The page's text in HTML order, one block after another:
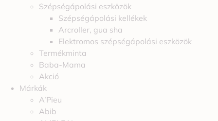
Szépségápolási eszközök
Szépségápolási kellékek
Arcroller, gua sha
Elektromos szépségápolási eszközök
Termékminta
Baba-Mama
Akció
Márkák
A’Pieu
Abib